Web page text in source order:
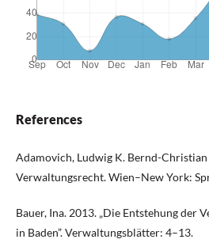
References
Adamovich, Ludwig K. Bernd-
Verwaltungsrecht. Wien–New York:
Bauer, Ina. 2013. „Die Entstehung der
in Baden”. Verwaltungsblätter: 4–13.